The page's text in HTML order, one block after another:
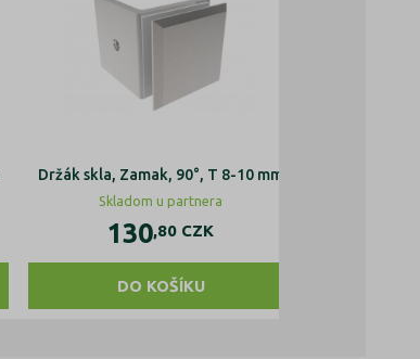
Držák skla, Zamak, 90°, T 8-10 mm
Skladom u partnera
130,80 CZK
DO KOŠÍKU